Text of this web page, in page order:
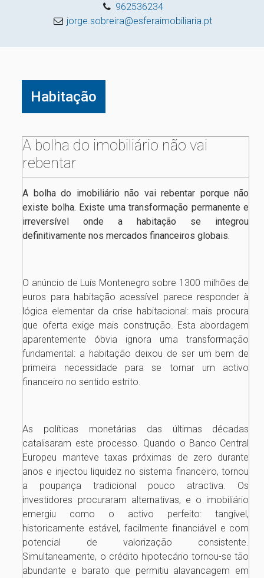
962536234
jorge.sobreira@esferaimobiliaria.pt
Habitação
A bolha do imobiliário não vai
rebentar
A bolha do imobiliário não vai rebentar porque não
existe bolha. Existe uma transformação permanente e
irreversível onde a habitação se integrou
definitivamente nos mercados financeiros globais.
O anúncio de Luís Montenegro sobre 1300 milhões de
euros para habitação acessível parece responder à
lógica elementar da crise habitacional: mais procura
que oferta exige mais construção. Esta abordagem
aparentemente óbvia ignora uma transformação
fundamental: a habitação deixou de ser um bem de
primeira necessidade para se tornar um activo
financeiro no sentido estrito.
As políticas monetárias das últimas décadas
catalisaram este processo. Quando o Banco Central
Europeu manteve taxas próximas de zero durante
anos e injectou liquidez no sistema financeiro, tornou
a poupança tradicional pouco atractiva. Os
investidores procuraram alternativas, e o imobiliário
emergiu como o activo perfeito: tangível,
historicamente estável, facilmente financiável e com
potencial de valorização consistente.
Simultaneamente, o crédito hipotecário tornou-se tão
abundante e barato que permitiu alavancagem em